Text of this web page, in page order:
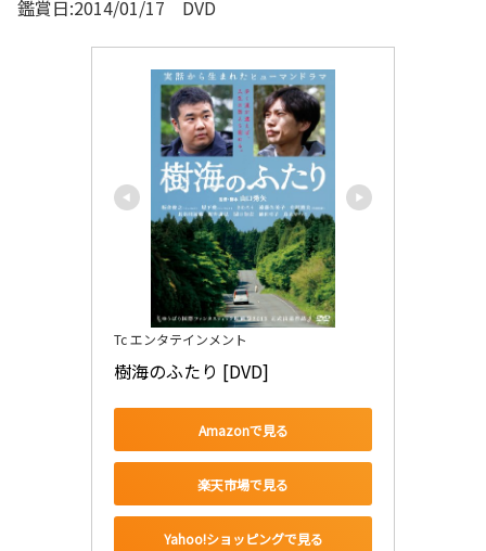
鑑賞日:2014/01/17 DVD
Tc エンタテインメント
樹海のふたり [DVD]
Amazonで見る
楽天市場で見る
Yahoo!ショッピングで見る